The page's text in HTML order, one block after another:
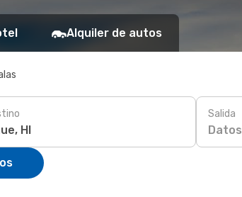
Alquiler de autos
Salida
Datos